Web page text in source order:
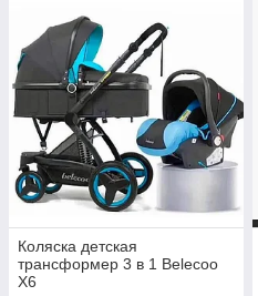
Коляска детская
трансформер 3 в 1 Belecoo
X6